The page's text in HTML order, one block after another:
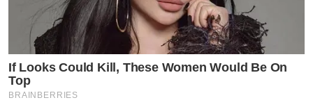
If Looks Could Kill, These Women Would Be On
Top
BRAINBERRIES